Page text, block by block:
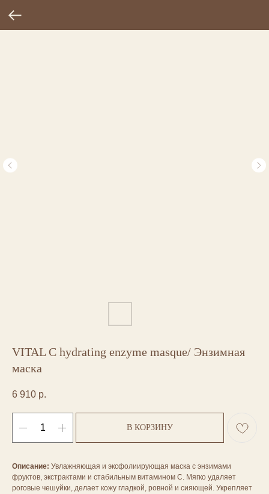
VITAL C hydrating enzyme masque/ Энзимная
маска
6 910 р.
В КОРЗИНУ
Описание: Увлажняющая и эксфолиирующая маска с энзимами
фруктов, экстрактами и стабильным витамином С. Мягко удаляет
роговые чешуйки, делает кожу гладкой, ровной и сияющей. Укрепляет